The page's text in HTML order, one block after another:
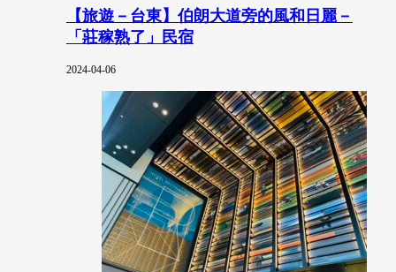
【旅遊－台東】伯朗大道旁的風和日麗－
「莊稼熟了」民宿
2024-04-06